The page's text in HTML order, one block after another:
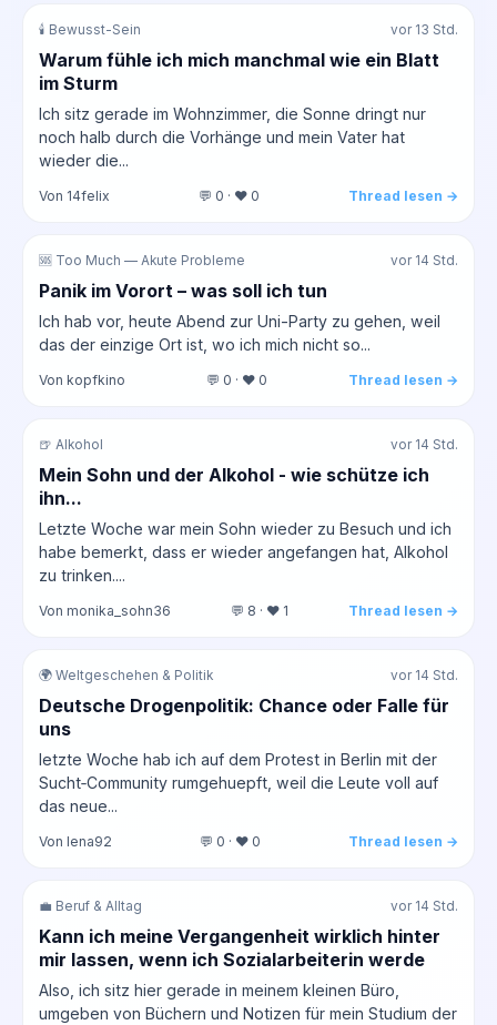
🕯️ Bewusst-Sein vor 13 Std.
Warum fühle ich mich manchmal wie ein Blatt
im Sturm
Ich sitz gerade im Wohnzimmer, die Sonne dringt nur
noch halb durch die Vorhänge und mein Vater hat
wieder die...
Von 14felix 💬 0 · ❤️ 0 Thread lesen →
🆘 Too Much — Akute Probleme vor 14 Std.
Panik im Vorort – was soll ich tun
Ich hab vor, heute Abend zur Uni-Party zu gehen, weil
das der einzige Ort ist, wo ich mich nicht so...
Von kopfkino 💬 0 · ❤️ 0 Thread lesen →
🍺 Alkohol vor 14 Std.
Mein Sohn und der Alkohol - wie schütze ich
ihn...
Letzte Woche war mein Sohn wieder zu Besuch und ich
habe bemerkt, dass er wieder angefangen hat, Alkohol
zu trinken....
Von monika_sohn36 💬 8 · ❤️ 1 Thread lesen →
🌍 Weltgeschehen & Politik vor 14 Std.
Deutsche Drogenpolitik: Chance oder Falle für
uns
letzte Woche hab ich auf dem Protest in Berlin mit der
Sucht‑Community rumgehuepft, weil die Leute voll auf
das neue...
Von lena92 💬 0 · ❤️ 0 Thread lesen →
💼 Beruf & Alltag vor 14 Std.
Kann ich meine Vergangenheit wirklich hinter
mir lassen, wenn ich Sozialarbeiterin werde
Also, ich sitz hier gerade in meinem kleinen Büro,
umgeben von Büchern und Notizen für mein Studium der